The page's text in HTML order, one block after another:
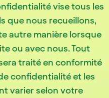
vise tous les
que nous recueillons,
autre manière lorsque
ou avec nous. Tout
traité en conformité
confidentialité et les
varier selon votre